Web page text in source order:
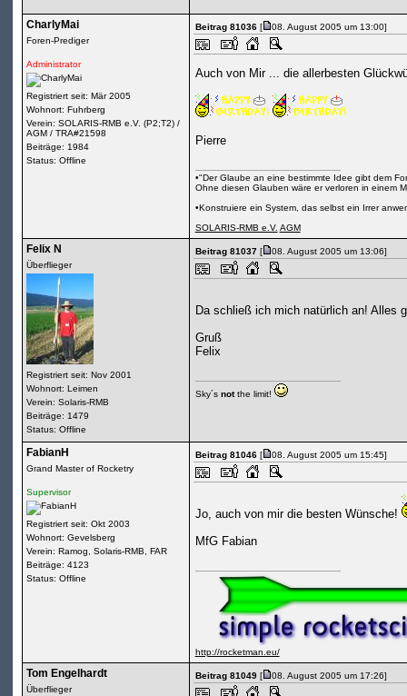
CharlyMai
Foren-Prediger
Administrator
Registriert seit: Mär 2005
Wohnort: Fuhrberg
Verein: SOLARIS-RMB e.V. (P2;T2) /
AGM / TRA#21598
Beiträge: 1984
Status: Offline
Beitrag 81036[ 08. August 2005 um 13:00]
Auch von Mir ... die allerbesten
Pierre
•"Der Glaube an eine bestimmte Idee gibt dem
Ohne diesen Glauben wäre er verloren in einem
•Konstruiere ein System, das selbst ein Irrer
SOLARIS-RMB e.V. AGM
Felix N
Überflieger
Registriert seit: Nov 2001
Wohnort: Leimen
Verein: Solaris-RMB
Beiträge: 1479
Status: Offline
Beitrag 81037[ 08. August 2005 um 13:06]
Da schließ ich mich natürlich an! Alles
Gruß
Felix
Sky´s notthe limit!
FabianH
Grand Master of Rocketry
Supervisor
Registriert seit: Okt 2003
Wohnort: Gevelsberg
Verein: Ramog, Solaris-RMB, FAR
Beiträge: 4123
Status: Offline
Beitrag 81046[ 08. August 2005 um 15:45]
Jo, auch von mir die besten Wünsche!
MfG Fabian
http://rocketman.eu/
Tom Engelhardt
Überflieger
Beitrag 81049[ 08. August 2005 um 17:26]